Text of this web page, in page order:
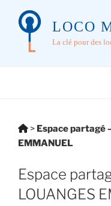
contenu
principal
LOCO
La clé pour des
Vous
êtes
> Espace partagé
EMMANUEL
Espace
LOUANGES